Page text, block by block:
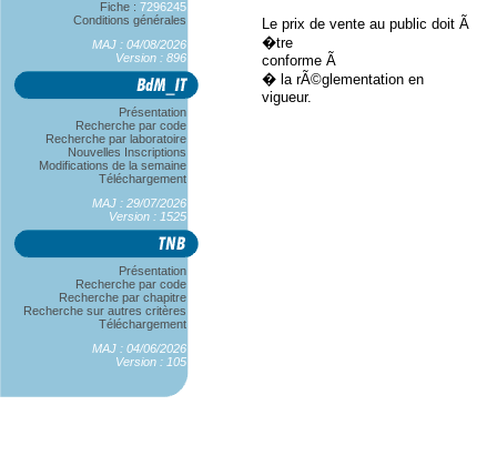
Fiche : 7296245
Conditions générales
MAJ : 04/08/2026
Version : 896
Présentation
Recherche par code
Recherche par laboratoire
Nouvelles Inscriptions
Modifications de la semaine
Téléchargement
MAJ : 29/07/2026
Version : 1525
Présentation
Recherche par code
Recherche par chapitre
Recherche sur autres critères
Téléchargement
MAJ : 04/06/2026
Version : 105
Le prix de vente au public doit Ã
�tre
conforme Ã
� la rÃ©glementation en
vigueur.